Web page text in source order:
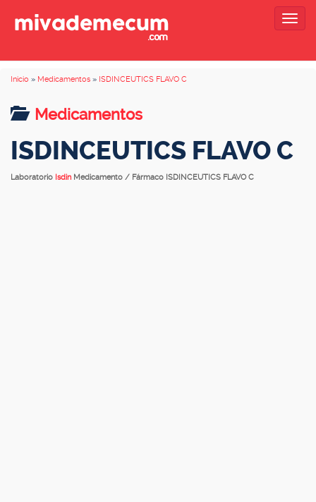
Inicio » Medicamentos » ISDINCEUTICS FLAVO C
Medicamentos
ISDINCEUTICS FLAVO C
Laboratorio Isdin Medicamento / Fármaco ISDINCEUTICS FLAVO C